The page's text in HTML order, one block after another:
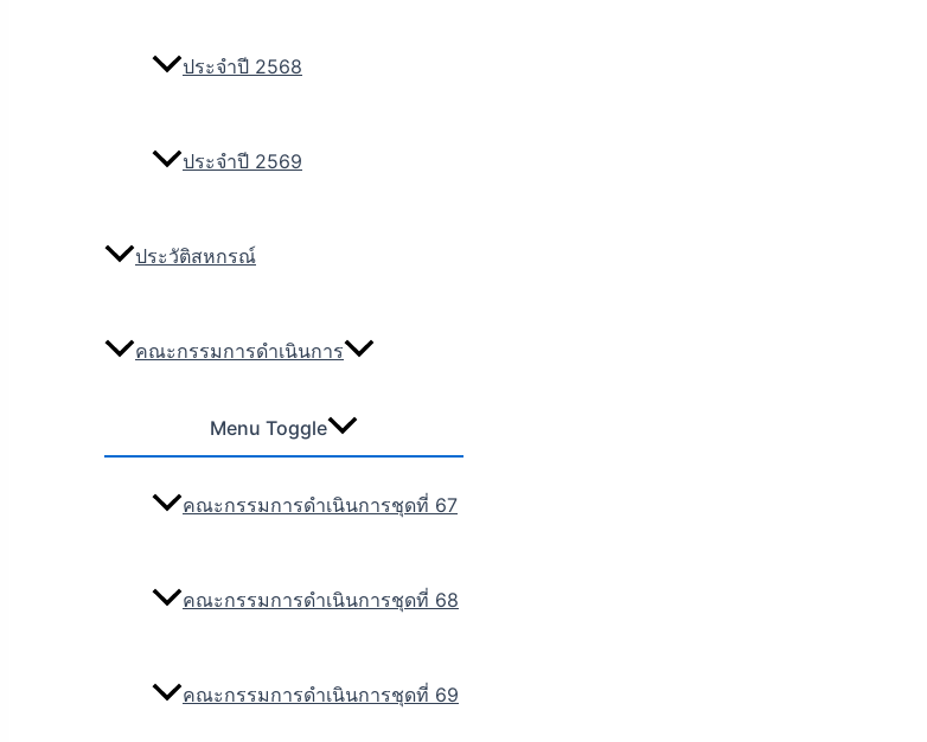
ประจำปี 2568
ประจำปี 2569
ประวัติสหกรณ์
คณะกรรมการดำเนินการ
Menu Toggle
คณะกรรมการดำเนินการชุดที่ 67
คณะกรรมการดำเนินการชุดที่ 68
คณะกรรมการดำเนินการชุดที่ 69